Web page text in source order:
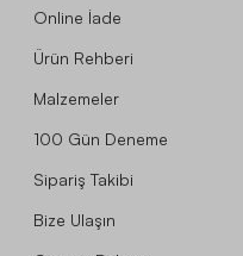
Online İade
Ürün Rehberi
Malzemeler
100 Gün Deneme
Sipariş Takibi
Bize Ulaşın